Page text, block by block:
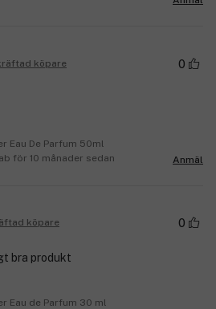
köpare 0
Eau De Parfum 50ml
för 10 månader sedan
Anmäl
köpare 0
bra produkt
Eau de Parfum 30 ml